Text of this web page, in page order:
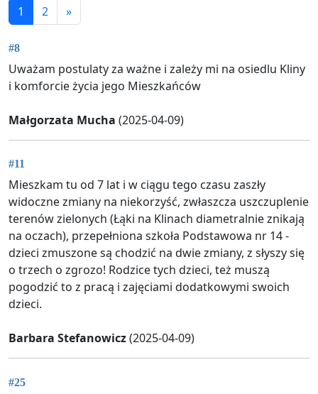
1 2 »
#8
Uważam postulaty za ważne i zależy mi na osiedlu Kliny
i komforcie życia jego Mieszkańców
Małgorzata Mucha (2025-04-09)
#11
Mieszkam tu od 7 lat i w ciągu tego czasu zaszły
widoczne zmiany na niekorzyść, zwłaszcza uszczuplenie
terenów zielonych (Łąki na Klinach diametralnie znikają
na oczach), przepełniona szkoła Podstawowa nr 14 -
dzieci zmuszone są chodzić na dwie zmiany, z słyszy się
o trzech o zgrozo! Rodzice tych dzieci, też muszą
pogodzić to z pracą i zajęciami dodatkowymi swoich
dzieci.
Barbara Stefanowicz(2025-04-09)
#25